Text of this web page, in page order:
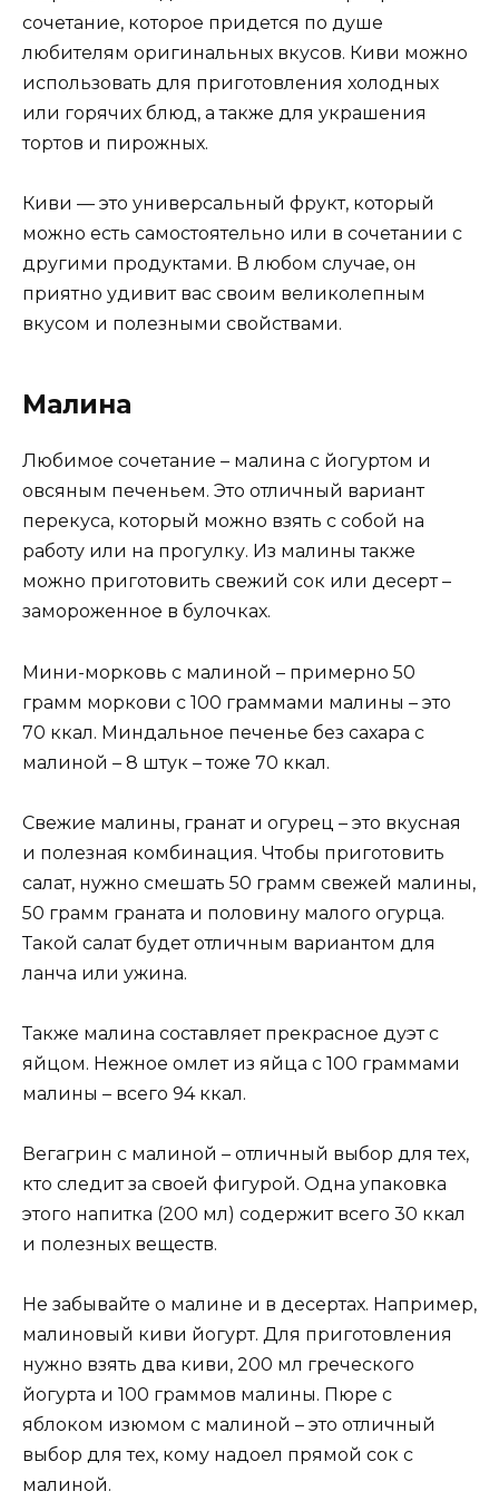
сочетание, которое придется по душе
любителям оригинальных вкусов. Киви можно
использовать для приготовления холодных
или горячих блюд, а также для украшения
тортов и пирожных.
Киви — это универсальный фрукт, который
можно есть самостоятельно или в сочетании с
другими продуктами. В любом случае, он
приятно удивит вас своим великолепным
вкусом и полезными свойствами.
Малина
Любимое сочетание – малина с йогуртом и
овсяным печеньем. Это отличный вариант
перекуса, который можно взять с собой на
работу или на прогулку. Из малины также
можно приготовить свежий сок или десерт –
замороженное в булочках.
Мини-морковь с малиной – примерно 50
грамм моркови с 100 граммами малины – это
70 ккал. Миндальное печенье без сахара с
малиной – 8 штук – тоже 70 ккал.
Свежие малины, гранат и огурец – это вкусная
и полезная комбинация. Чтобы приготовить
салат, нужно смешать 50 грамм свежей малины,
50 грамм граната и половину малого огурца.
Такой салат будет отличным вариантом для
ланча или ужина.
Также малина составляет прекрасное дуэт с
яйцом. Нежное омлет из яйца с 100 граммами
малины – всего 94 ккал.
Вегагрин с малиной – отличный выбор для тех,
кто следит за своей фигурой. Одна упаковка
этого напитка (200 мл) содержит всего 30 ккал
и полезных веществ.
Не забывайте о малине и в десертах. Например,
малиновый киви йогурт. Для приготовления
нужно взять два киви, 200 мл греческого
йогурта и 100 граммов малины. Пюре с
яблоком изюмом с малиной – это отличный
выбор для тех, кому надоел прямой сок с
малиной.